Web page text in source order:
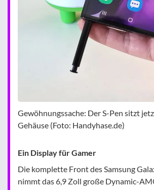
Gewöhnungssache: Der S-Pen sitzt
Gehäuse (Foto: Handyhase.de)
Ein Display für Gamer
Die komplette Front des Samsung
nimmt das 6,9 Zoll große Dynamic-